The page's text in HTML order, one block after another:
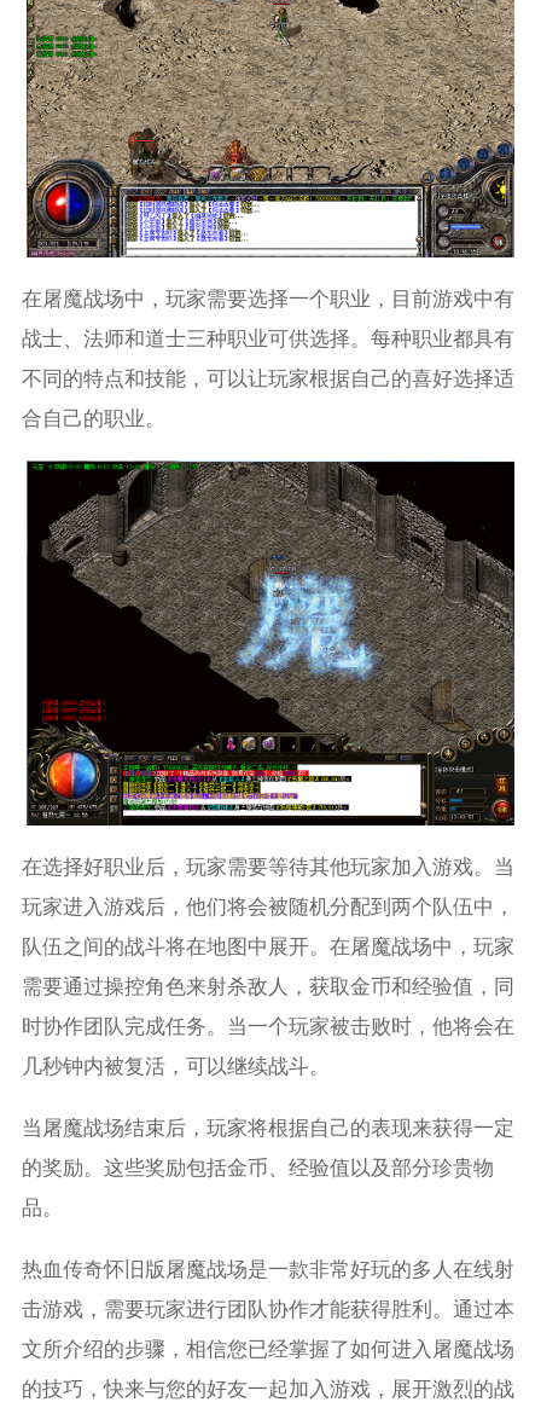
在屠魔战场中，玩家需要选择一个职业，目前游戏中有
战士、法师和道士三种职业可供选择。每种职业都具有
不同的特点和技能，可以让玩家根据自己的喜好选择适
合自己的职业。
在选择好职业后，玩家需要等待其他玩家加入游戏。当
玩家进入游戏后，他们将会被随机分配到两个队伍中，
队伍之间的战斗将在地图中展开。在屠魔战场中，玩家
需要通过操控角色来射杀敌人，获取金币和经验值，同
时协作团队完成任务。当一个玩家被击败时，他将会在
几秒钟内被复活，可以继续战斗。
当屠魔战场结束后，玩家将根据自己的表现来获得一定
的奖励。这些奖励包括金币、经验值以及部分珍贵物
品。
热血传奇怀旧版屠魔战场是一款非常好玩的多人在线射
击游戏，需要玩家进行团队协作才能获得胜利。通过本
文所介绍的步骤，相信您已经掌握了如何进入屠魔战场
的技巧，快来与您的好友一起加入游戏，展开激烈的战